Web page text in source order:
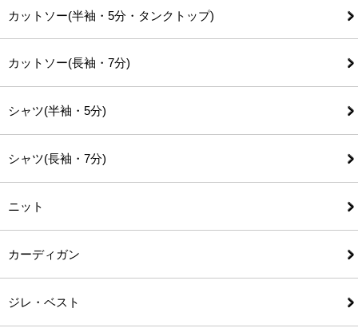
カットソー(半袖・5分・タンクトップ)
カットソー(長袖・7分)
シャツ(半袖・5分)
シャツ(長袖・7分)
ニット
カーディガン
ジレ・ベスト